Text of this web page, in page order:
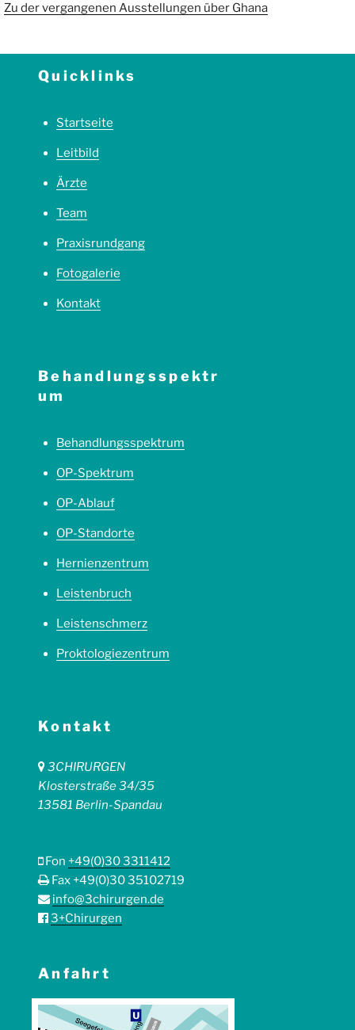
Zu der vergangenen Ausstellungen über Ghana
Quicklinks
Startseite
Leitbild
Ärzte
Team
Praxisrundgang
Fotogalerie
Kontakt
Behandlungsspektr
um
Behandlungsspektrum
OP-Spektrum
OP-Ablauf
OP-Standorte
Hernienzentrum
Leistenbruch
Leistenschmerz
Proktologiezentrum
Kontakt
3CHIRURGEN
Klosterstraße 34/35
13581 Berlin-Spandau
Fon +49(0)30 3311412
Fax +49(0)30 35102719
info@3chirurgen.de
3+Chirurgen
Anfahrt